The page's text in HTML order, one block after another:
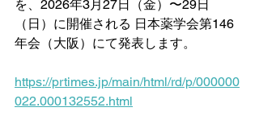
を、2026年3月27日（金）〜29日
（日）に開催される 日本薬学会第146
年会（大阪）にて発表します。
https://prtimes.jp/main/html/rd/p/000000
022.000132552.html